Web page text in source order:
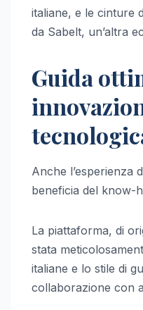
italiane, e le cinture
da Sabelt, un’altra
Guida
Anche l’esperienza
beneficia del know-
La piattaforma, di
stata
italiane e lo stile di
collaborazione con